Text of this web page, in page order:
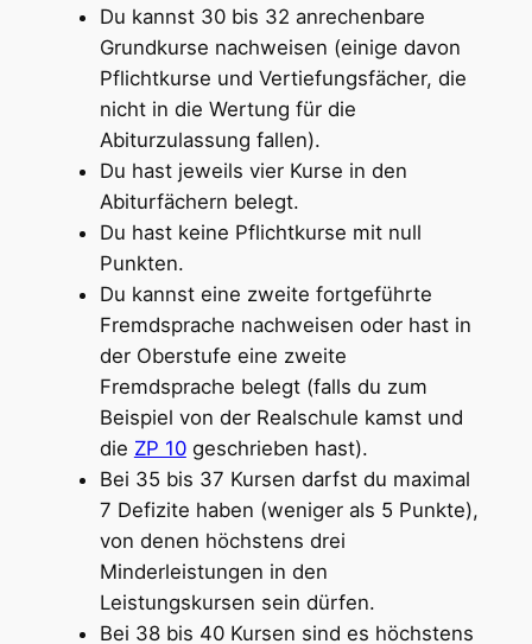
Du kannst 30 bis 32 anrechenbare
Grundkurse nachweisen (einige davon
Pflichtkurse und Vertiefungsfächer, die
nicht in die Wertung für die
Abiturzulassung fallen).
Du hast jeweils vier Kurse in den
Abiturfächern belegt.
Du hast keine Pflichtkurse mit null
Punkten.
Du kannst eine zweite fortgeführte
Fremdsprache nachweisen oder hast in
der Oberstufe eine zweite
Fremdsprache belegt (falls du zum
Beispiel von der Realschule kamst und
die ZP 10geschrieben hast).
Bei 35 bis 37 Kursen darfst du maximal
7 Defizite haben (weniger als 5 Punkte),
von denen höchstens drei
Minderleistungen in den
Leistungskursen sein dürfen.
Bei 38 bis 40 Kursen sind es höchstens